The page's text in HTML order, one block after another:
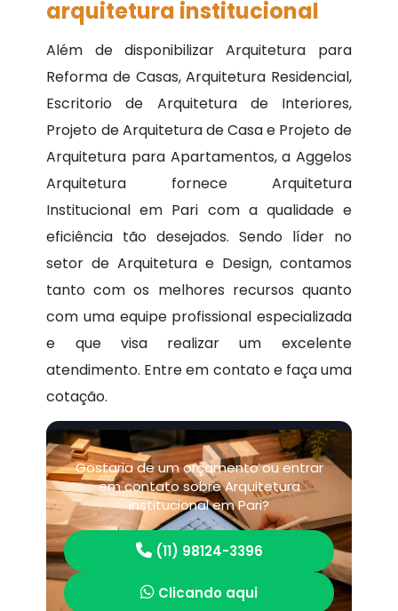
arquitetura institucional
Além de disponibilizar Arquitetura para
Reforma de Casas, Arquitetura Residencial,
Escritorio de Arquitetura de Interiores,
Projeto de Arquitetura de Casa e Projeto de
Arquitetura para Apartamentos, a Aggelos
Arquitetura fornece Arquitetura
Institucional em Pari com a qualidade e
eficiência tão desejados. Sendo líder no
setor de Arquitetura e Design, contamos
tanto com os melhores recursos quanto
com uma equipe profissional especializada
e que visa realizar um excelente
atendimento. Entre em contato e faça uma
cotação.
Gostaria de um orçamento ou entrar
em contato sobre Arquitetura
Institucional em Pari?
(11) 98124-3396
Clicando aqui